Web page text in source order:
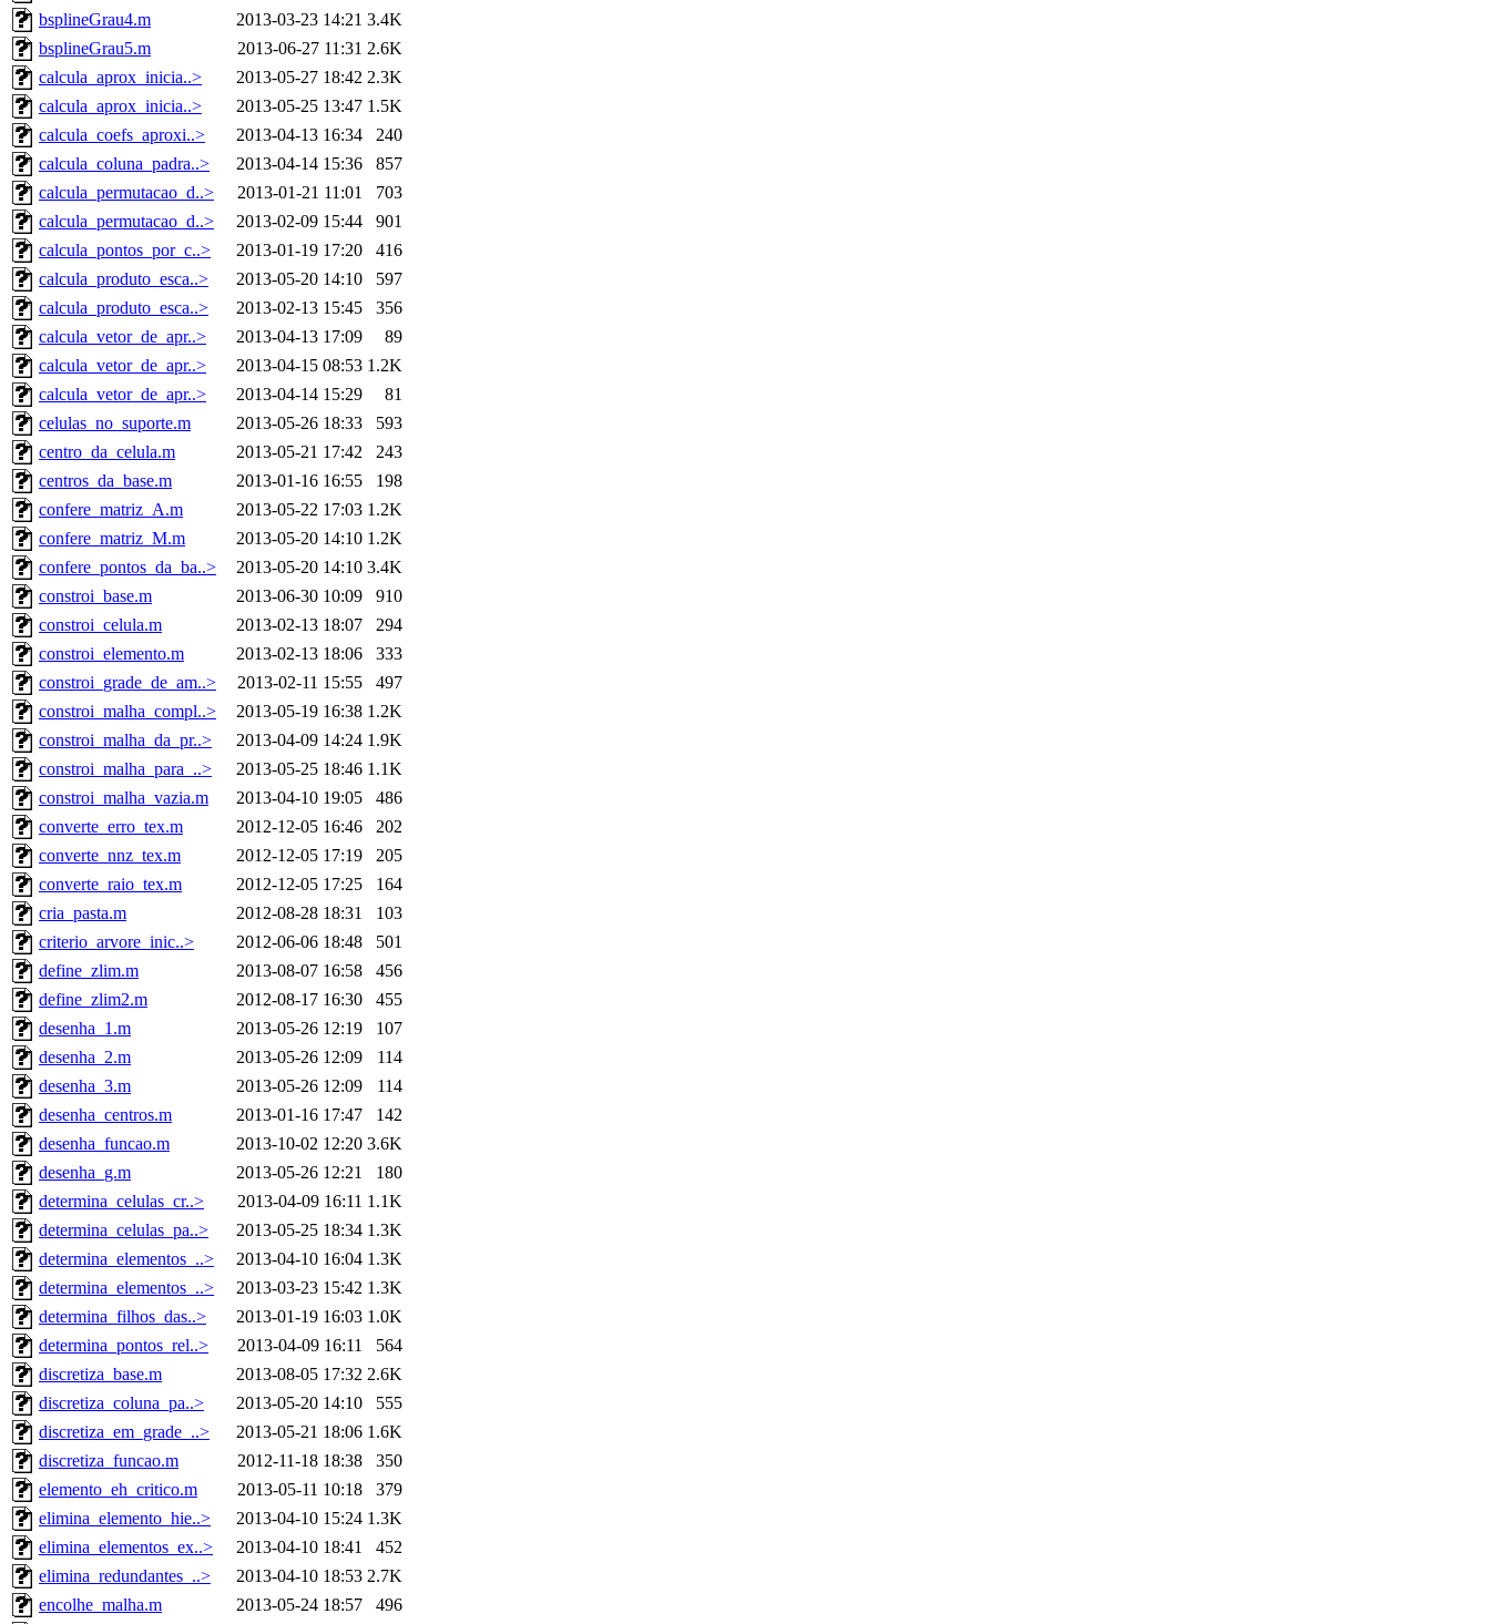
bsplineGrau4.m
2013-03-23 14:21 3.4K
bsplineGrau5.m
2013-06-27 11:31 2.6K
calcula_aprox_inicia..>
2013-05-27 18:42 2.3K
calcula_aprox_inicia..>
2013-05-25 13:47 1.5K
calcula_coefs_aproxi..>
2013-04-13 16:34
240
calcula_coluna_padra..>
2013-04-14 15:36
857
calcula_permutacao_d..>
2013-01-21 11:01
703
calcula_permutacao_d..>
2013-02-09 15:44
901
calcula_pontos_por_c..>
2013-01-19 17:20
416
calcula_produto_esca..>
2013-05-20 14:10
597
calcula_produto_esca..>
2013-02-13 15:45
356
calcula_vetor_de_apr..>
2013-04-13 17:09
89
calcula_vetor_de_apr..>
2013-04-15 08:53 1.2K
calcula_vetor_de_apr..>
2013-04-14 15:29
81
celulas_no_suporte.m
2013-05-26 18:33
593
centro_da_celula.m
2013-05-21 17:42
243
centros_da_base.m
2013-01-16 16:55
198
confere_matriz_A.m
2013-05-22 17:03 1.2K
confere_matriz_M.m
2013-05-20 14:10 1.2K
confere_pontos_da_ba..>
2013-05-20 14:10 3.4K
constroi_base.m
2013-06-30 10:09
910
constroi_celula.m
2013-02-13 18:07
294
constroi_elemento.m
2013-02-13 18:06
333
constroi_grade_de_am..>
2013-02-11 15:55
497
constroi_malha_compl..>
2013-05-19 16:38 1.2K
constroi_malha_da_pr..>
2013-04-09 14:24 1.9K
constroi_malha_para_..>
2013-05-25 18:46 1.1K
constroi_malha_vazia.m
2013-04-10 19:05
486
converte_erro_tex.m
2012-12-05 16:46
202
converte_nnz_tex.m
2012-12-05 17:19
205
converte_raio_tex.m
2012-12-05 17:25
164
cria_pasta.m
2012-08-28 18:31
103
criterio_arvore_inic..>
2012-06-06 18:48
501
define_zlim.m
2013-08-07 16:58
456
define_zlim2.m
2012-08-17 16:30
455
desenha_1.m
2013-05-26 12:19
107
desenha_2.m
2013-05-26 12:09
114
desenha_3.m
2013-05-26 12:09
114
desenha_centros.m
2013-01-16 17:47
142
desenha_funcao.m
2013-10-02 12:20 3.6K
desenha_g.m
2013-05-26 12:21
180
determina_celulas_cr..>
2013-04-09 16:11 1.1K
determina_celulas_pa..>
2013-05-25 18:34 1.3K
determina_elementos_..>
2013-04-10 16:04 1.3K
determina_elementos_..>
2013-03-23 15:42 1.3K
determina_filhos_das..>
2013-01-19 16:03 1.0K
determina_pontos_rel..>
2013-04-09 16:11
564
discretiza_base.m
2013-08-05 17:32 2.6K
discretiza_coluna_pa..>
2013-05-20 14:10
555
discretiza_em_grade_..>
2013-05-21 18:06 1.6K
discretiza_funcao.m
2012-11-18 18:38
350
elemento_eh_critico.m
2013-05-11 10:18
379
elimina_elemento_hie..>
2013-04-10 15:24 1.3K
elimina_elementos_ex..>
2013-04-10 18:41
452
elimina_redundantes_..>
2013-04-10 18:53 2.7K
encolhe_malha.m
2013-05-24 18:57
496